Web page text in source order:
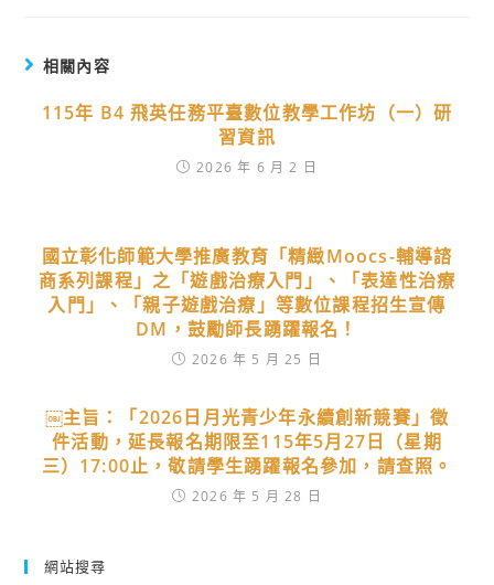
相關內容
115年 B4 飛英任務平臺數位教學工作坊（一）研
習資訊
2026 年 6 月 2 日
國立彰化師範大學推廣教育「精緻Moocs-輔導諮
商系列課程」之「遊戲治療入門」、「表達性治療
入門」、「親子遊戲治療」等數位課程招生宣傳
DM，鼓勵師長踴躍報名！
2026 年 5 月 25 日
￼主旨：「2026日月光青少年永續創新競賽」徵
件活動，延長報名期限至115年5月27日（星期
三）17:00止，敬請學生踴躍報名參加，請查照。
2026 年 5 月 28 日
網站搜尋